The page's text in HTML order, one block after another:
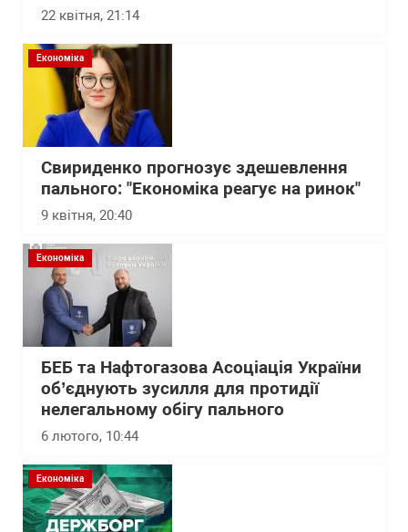
22 квітня, 21:14
Економіка
Свириденко прогнозує здешевлення
пального: "Економіка реагує на ринок"
9 квітня, 20:40
Економіка
БЕБ та Нафтогазова Асоціація України
об’єднують зусилля для протидії
нелегальному обігу пального
6 лютого, 10:44
Економіка